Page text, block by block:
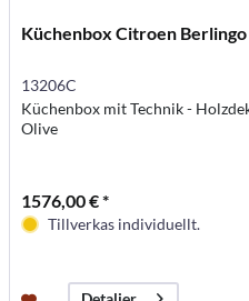
Küchenbox Citroen Berlingo
13206C
Küchenbox mit Technik -
Olive
1576,00 € *
Tillverkas individuellt.